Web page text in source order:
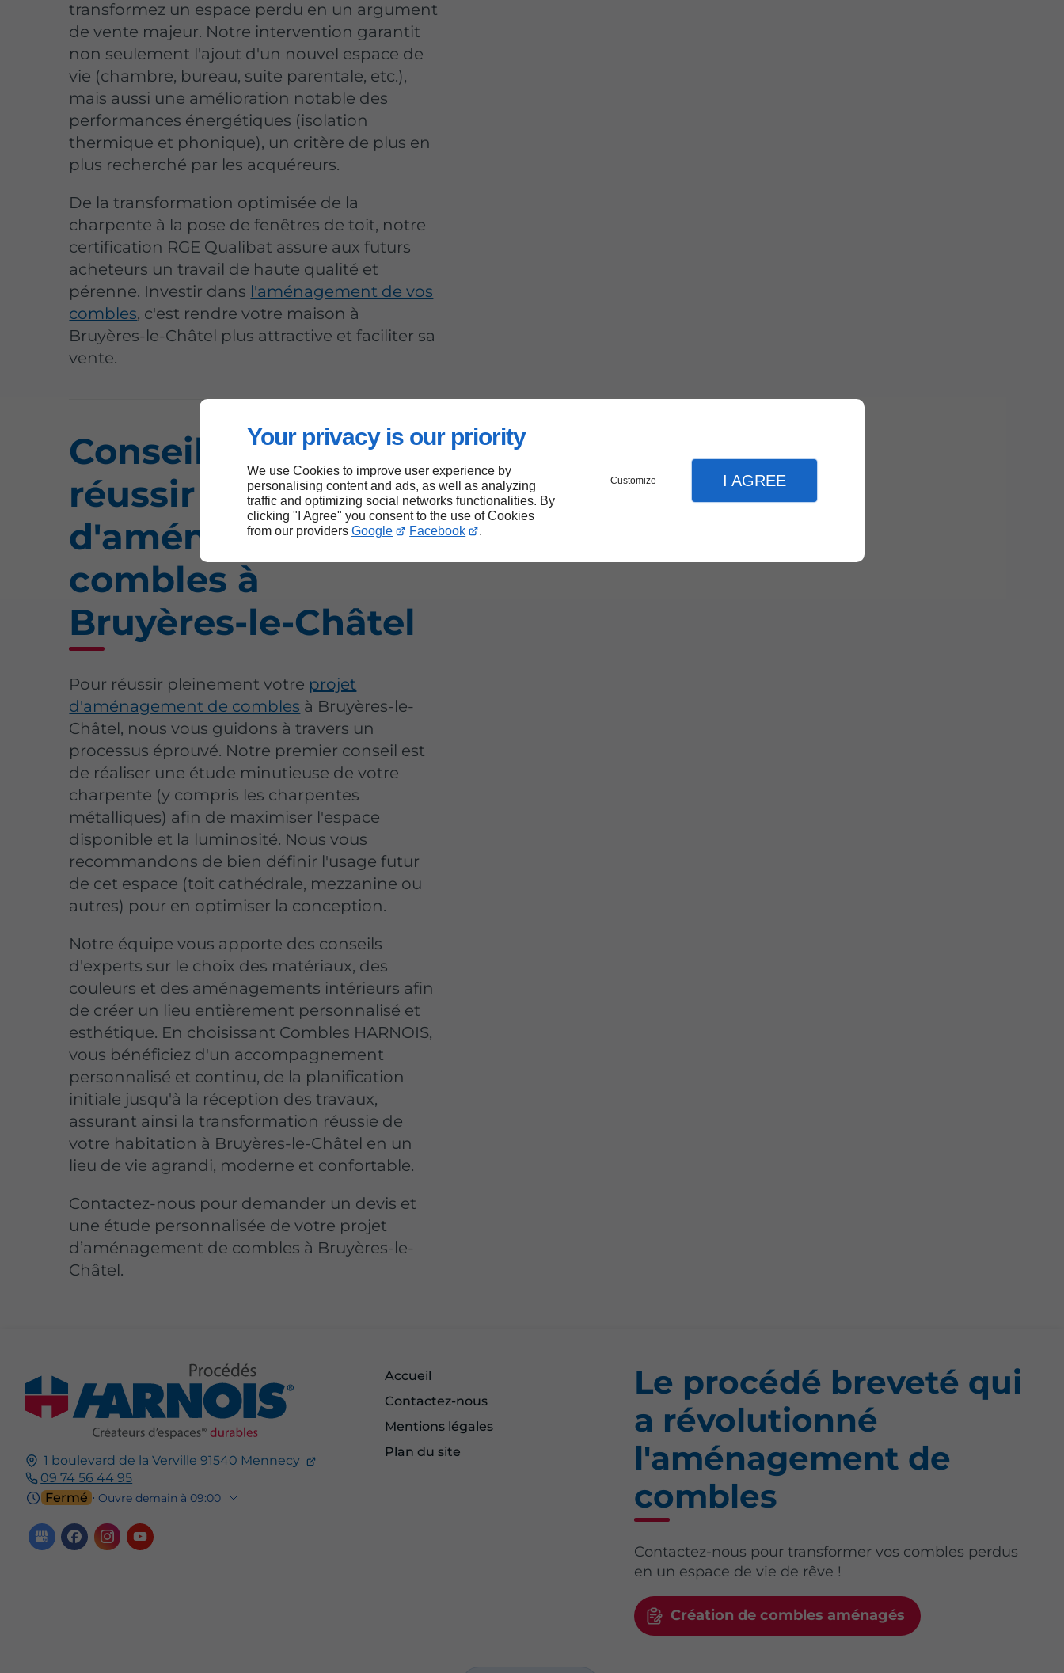
Your privacy is our priority
We use Cookies to improve user experience by
personalising content and ads, as well as analyzing
traffic and optimizing social networks functionalities. By
clicking "I Agree" you consent to the use of Cookies
from our providers Google Facebook .
Customize I AGREE
transformez un espace perdu en un argument
de vente majeur. Notre intervention garantit
non seulement l'ajout d'un nouvel espace de
vie (chambre, bureau, suite parentale, etc.),
mais aussi une amélioration notable des
performances énergétiques (isolation
thermique et phonique), un critère de plus en
plus recherché par les acquéreurs.
De la transformation optimisée de la
charpente à la pose de fenêtres de toit, notre
certification RGE Qualibat assure aux futurs
acheteurs un travail de haute qualité et
pérenne. Investir dans l'aménagement de vos
combles, c'est rendre votre maison à
Bruyères-le-Châtel plus attractive et faciliter sa
vente.
Conseils pour
réussir votre projet
d'aménagement de
combles à
Bruyères-le-Châtel
Pour réussir pleinement votre projet
d'aménagement de combles à Bruyères-le-
Châtel, nous vous guidons à travers un
processus éprouvé. Notre premier conseil est
de réaliser une étude minutieuse de votre
charpente (y compris les charpentes
métalliques) afin de maximiser l'espace
disponible et la luminosité. Nous vous
recommandons de bien définir l'usage futur
de cet espace (toit cathédrale, mezzanine ou
autres) pour en optimiser la conception.
Notre équipe vous apporte des conseils
d'experts sur le choix des matériaux, des
couleurs et des aménagements intérieurs afin
de créer un lieu entièrement personnalisé et
esthétique. En choisissant Combles HARNOIS,
vous bénéficiez d'un accompagnement
personnalisé et continu, de la planification
initiale jusqu'à la réception des travaux,
assurant ainsi la transformation réussie de
votre habitation à Bruyères-le-Châtel en un
lieu de vie agrandi, moderne et confortable.
Contactez-nous pour demander un devis et
une étude personnalisée de votre projet
d’aménagement de combles à Bruyères-le-
Châtel.
1 boulevard de la Verville 91540 Mennecy
09 74 56 44 95
Fermé ⋅ Ouvre demain à 09:00
Accueil
Contactez-nous
Mentions légales
Plan du site
Le procédé breveté qui
a révolutionné
l'aménagement de
combles
Contactez-nous pour transformer vos combles perdus
en un espace de vie de rêve !
Création de combles aménagés